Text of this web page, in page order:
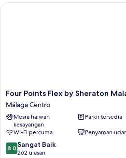
Four
Points
Flex
by
Sheraton
Malaga
Centre
Málaga
Four Points Flex by Sheraton
Málaga Centro
Mesra haiwan
kesayangan
Parkir tersedia
Wi-Fi percuma
Penyaman
8.0
daripada
8.0 Sangat Baik
262 ulasan
Four Points Flex by Sheraton Malaga